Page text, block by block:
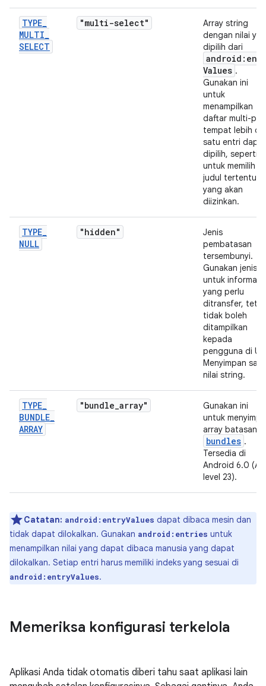
TYPE_
MULTI_
SELECT
"multi-select"
Array string
dengan nilai
dipilih dari
Values .
Gunakan ini
untuk
menampilkan
daftar multi-pilih
tempat lebih
satu entri dapat
dipilih, seperti
untuk memilih
judul tertentu
yang akan
diizinkan.
TYPE_
NULL
"hidden"
Jenis
pembatasan
tersembunyi.
Gunakan jenis
untuk informasi
yang perlu
ditransfer,
tidak boleh
ditampilkan
kepada
pengguna di UI.
Menyimpan satu
nilai string.
TYPE_
BUNDLE_
ARRAY
"bundle_array"
Gunakan ini
untuk
array batasan
bundles .
Tersedia di
Android 6.0 (API
level 23).
Catatan: android:entryValues dapat dibaca mesin dan
tidak dapat dilokalkan. Gunakan android:entries untuk
menampilkan nilai yang dapat dibaca manusia yang dapat
dilokalkan. Setiap entri harus memiliki indeks yang sesuai di
android:entryValues.
Memeriksa konfigurasi terkelola
Aplikasi Anda tidak otomatis diberi tahu saat aplikasi lain